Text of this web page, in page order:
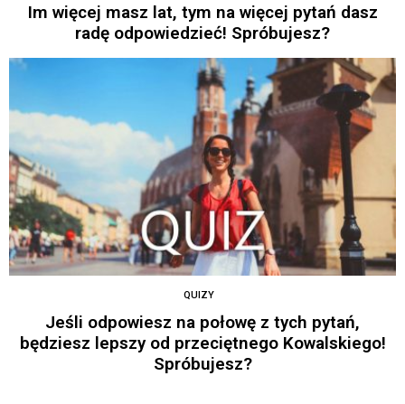
Im więcej masz lat, tym na więcej pytań dasz
radę odpowiedzieć! Spróbujesz?
QUIZY
Jeśli odpowiesz na połowę z tych pytań,
będziesz lepszy od przeciętnego Kowalskiego!
Spróbujesz?